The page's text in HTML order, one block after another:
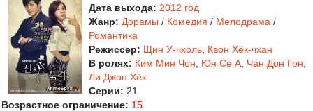
Дата выхода: 2012 год
Жанр: Дорамы / Комедия / Мелодрама /
Романтика
Режиссер: Щин У-чхоль Квон Хёк-чхан
В ролях: Ким Мин Чон Юн Се А Чан Дон Гон
Ли Джон Хёк
Серии: 21
Возрастное ограничение: 15